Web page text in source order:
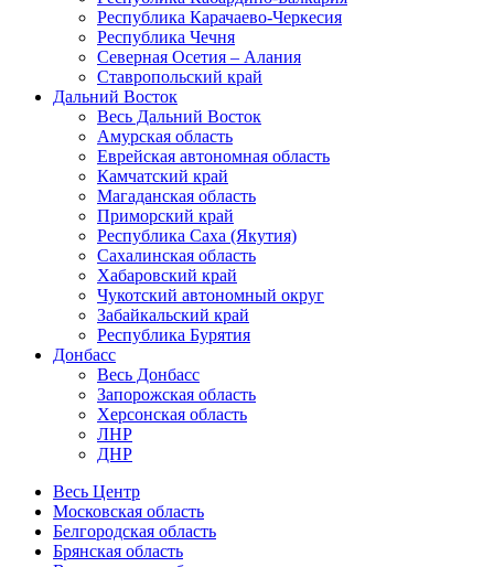
Республика Карачаево-Черкесия
Республика Чечня
Северная Осетия – Алания
Ставропольский край
Дальний Восток
Весь Дальний Восток
Амурская область
Еврейская автономная область
Камчатский край
Магаданская область
Приморский край
Республика Саха (Якутия)
Сахалинская область
Хабаровский край
Чукотский автономный округ
Забайкальский край
Республика Бурятия
Донбасс
Весь Донбасс
Запорожская область
Херсонская область
ЛНР
ДНР
Весь Центр
Московская область
Белгородская область
Брянская область